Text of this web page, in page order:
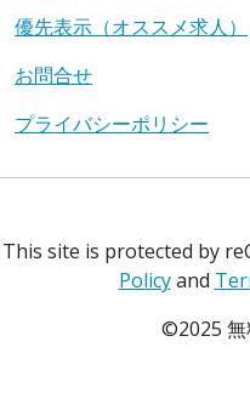
優先表示（オススメ求人）
お問合せ
プライバシーポリシー
This site is protected by
Policyand
©2025 無